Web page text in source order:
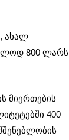
ახალ
800 ლარს
მიერთების
400